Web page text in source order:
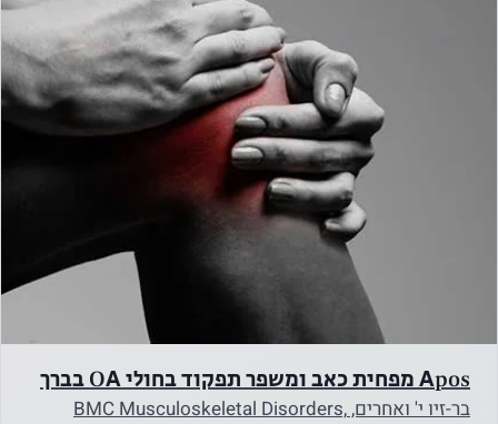
Apos מפחית כאב ומשפר תפקוד בחולי OA בברך
בר-זיו י' ואחרים, BMC Musculoskeletal Disorders,